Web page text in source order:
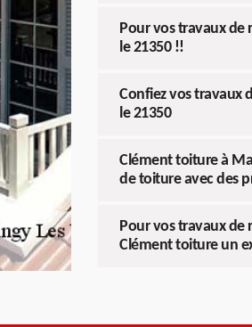
Pour vos travaux de
le 21350 !!
Confiez vos travaux
le 21350
Clément toiture à
de toiture avec des
Pour vos travaux de
Clément toiture un